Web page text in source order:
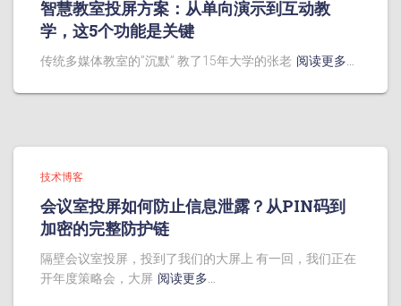
智慧教室投屏方案：从单向演示到互动教
学，这5个功能是关键
传统多媒体教室的”沉默” 教了15年大学的张老 阅读更多…
技术博客
会议室投屏如何防止信息泄露？从PIN码到
加密的完整防护链
隔壁会议室投屏，投到了我们的大屏上 有一回，我们正在
开年度策略会，大屏 阅读更多…